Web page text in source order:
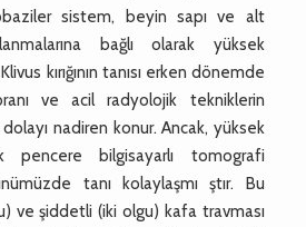
sistem, beyin sapı ve alt
bağlı olarak yüksek
kırığının tanısı erken dönemde
ve acil radyolojik tekniklerin
nadiren konur. Ancak, yüksek
pencere bilgisayarlı tomografi
tanı kolaylaşmı ştır. Bu
ve şiddetli (iki olgu) kafa travması